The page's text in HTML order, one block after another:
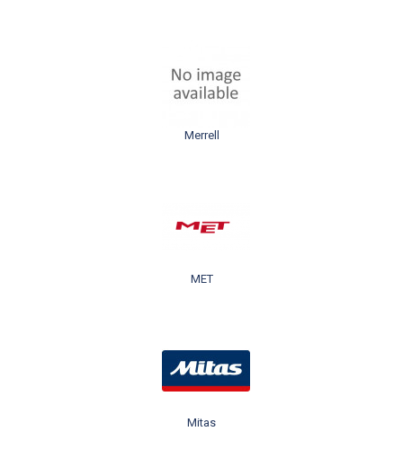
Merrell
MET
Mitas